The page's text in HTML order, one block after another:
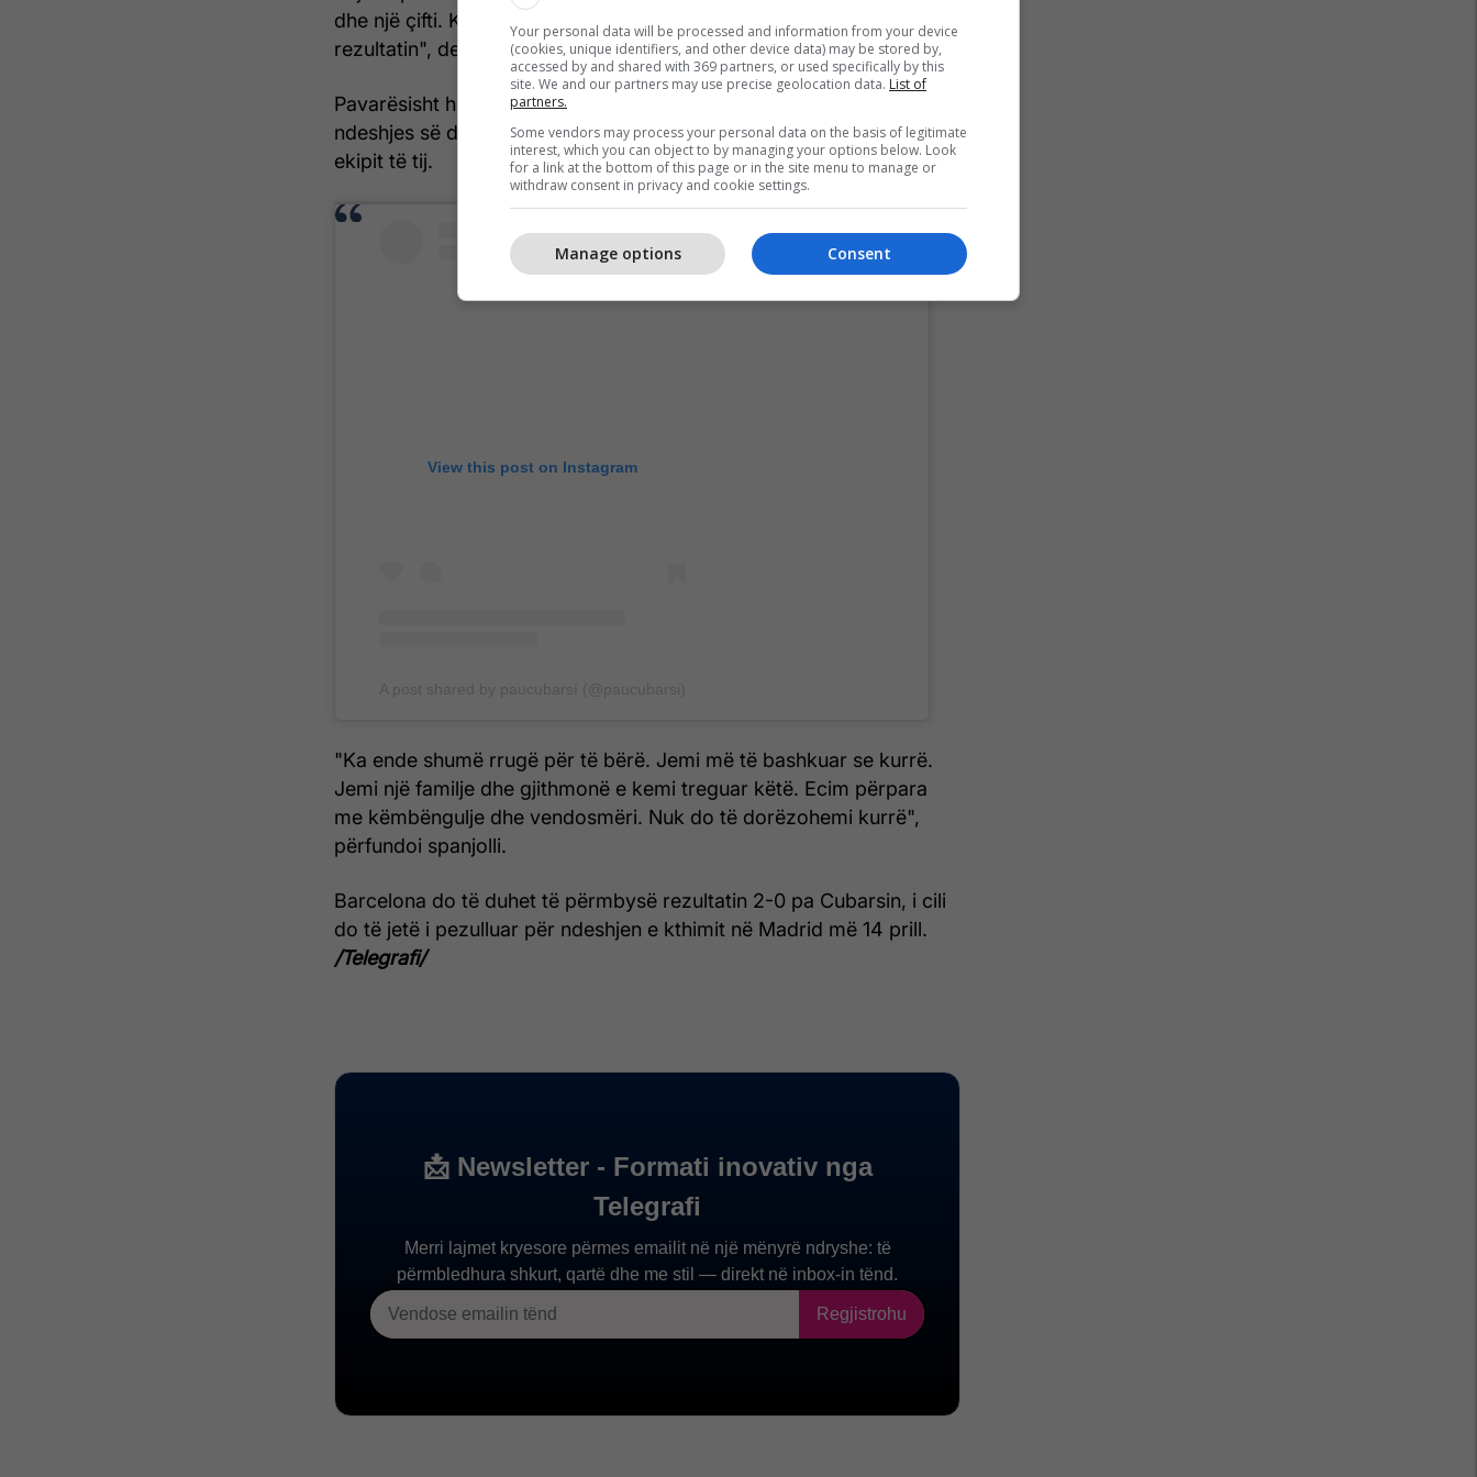
dhe një çifti. Ky është futbolli dhe unë marr përgjegjësi të plotë për
rezultatin", deklaroi Cubarsi.
Pavarësisht humbjes dhe disavantazhit prej dy golash përpara
ndeshjes së dytë, mbrojtësi mbeti sfidues në lidhje me frymën e
ekipit të tij.
View this post on Instagram
"Ka ende shumë rrugë për të bërë. Jemi më të bashkuar se kurrë.
Jemi një familje dhe gjithmonë e kemi treguar këtë. Ecim përpara
me këmbëngulje dhe vendosmëri. Nuk do të dorëzohemi kurrë",
përfundoi spanjolli.
Barcelona do të duhet të përmbysë rezultatin 2-0 pa Cubarsin, i cili
do të jetë i pezulluar për ndeshjen e kthimit në Madrid më 14 prill.
/Telegrafi/
Your personal data will be processed and information from your device
(cookies, unique identifiers, and other device data) may be stored by,
accessed by and shared with 369 partners, or used specifically by this
site. We and our partners may use precise geolocation data. List of
partners.
Some vendors may process your personal data on the basis of legitimate
interest, which you can object to by managing your options below. Look
for a link at the bottom of this page or in the site menu to manage or
withdraw consent in privacy and cookie settings.
Consent
Manage options